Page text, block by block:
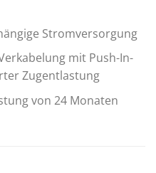
Stromversorgung
mit Push-In-
Zugentlastung
von 24 Monaten